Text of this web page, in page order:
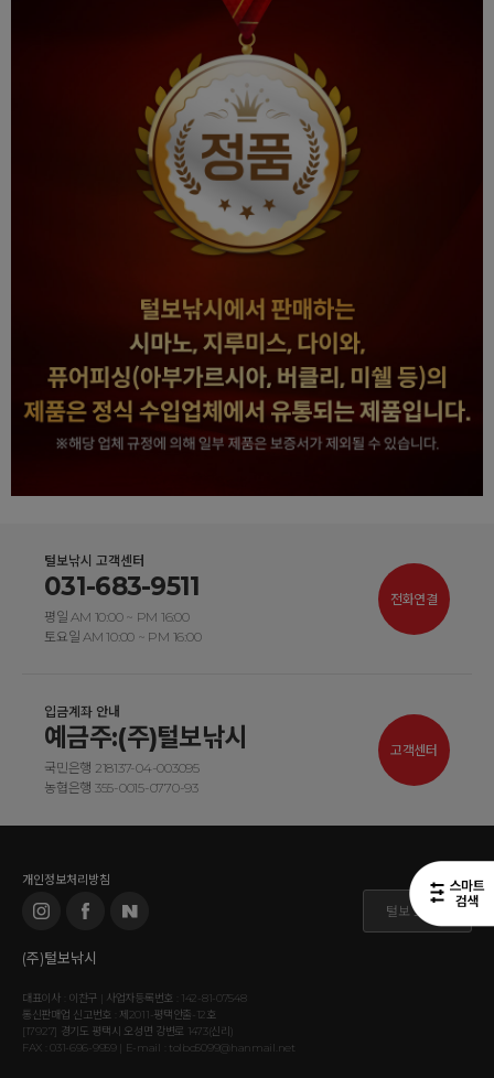
털보낚시 고객센터
031-683-9511
평일 AM 10:00 ~ PM 16:00
토요일 AM 10:00 ~ PM 16:00
전화연결
입금계좌 안내
예금주:(주)털보낚시
국민은행 218137-04-003095
농협은행 355-0015-0770-93
고객센터
개인정보처리방침
털보 도매몰
(주)털보낚시
대표이사 : 이찬구 | 사업자등록번호 : 142-81-07548
통신판매업 신고번호 : 제2011-평택안출-12호
[17927] 경기도 평택시 오성면 강변로 1473(신리)
FAX : 031-696-9959 | E-mail : tolbo5099@hanmail.net